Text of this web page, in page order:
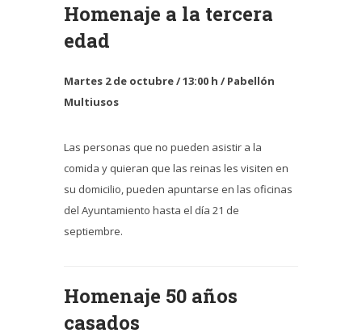
Homenaje a la tercera
edad
Martes 2 de octubre / 13:00 h / Pabellón
Multiusos
Las personas que no pueden asistir a la
comida y quieran que las reinas les visiten en
su domicilio, pueden apuntarse en las oficinas
del Ayuntamiento hasta el día 21 de
septiembre.
Homenaje 50 años
casados